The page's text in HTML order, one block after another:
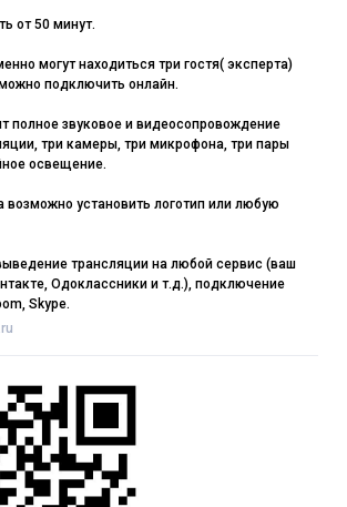
от 50 минут.
могут находиться три гостя( эксперта)
подключить онлайн.
полное звуковое и видеосопровождение
три камеры, три микрофона, три пары
освещение.
возможно установить логотип или любую
трансляции на любой сервис (ваш
Одоклассники и т.д.), подключение
Skype.